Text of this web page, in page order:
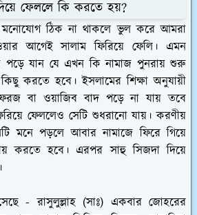
ফেললে কি করতে হয়?
ঠিক না থাকলে ভুল করে আমরা
আগেই সালাম ফিরিয়ে ফেলি। এমন
পড়ে যান যে এখন কি নামাজ পুনরায় শুরু
করতে হবে। ইসলামের শিক্ষা অনুযায়ী
বা ওয়াজিব বাদ পড়ে না যায় তবে
ফেললেও সেটি শুধরানো যায়। করণীয়
মনে পড়লে আবার নামাজে ফিরে গিয়ে
করতে হবে। এরপর সাহু সিজদা দিয়ে
- রাসুলুল্লাহ (সাঃ) একবার জোহরের